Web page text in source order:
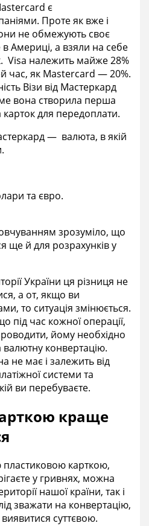
є
Проте як вже і
не обмежують своє
Америці, а взяли на себе
Visa належить майже 28%
час, як Mastercard — 20%.
Візи від Мастеркард
вона створила перша
для передоплати.
— валюта, в якій
та євро.
зрозуміло, що
ще й для розрахунків у
України ця різниця не
а от, якщо ви
то ситуація змінюється.
під час кожної операції,
йому необхідно
валютну конвертацію.
не має і залежить від
системи та
ви перебуваєте.
краще
карткою,
у гривнях, можна
нашої країни, так і
зважати на конвертацію,
суттєвою.